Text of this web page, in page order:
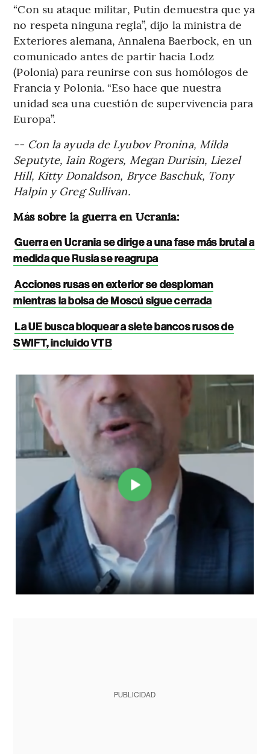
“Con su ataque militar, Putin demuestra que ya
no respeta ninguna regla”, dijo la ministra de
Exteriores alemana, Annalena Baerbock, en un
comunicado antes de partir hacia Lodz
(Polonia) para reunirse con sus homólogos de
Francia y Polonia. “Eso hace que nuestra
unidad sea una cuestión de supervivencia para
Europa”.
-- Con la ayuda de Lyubov Pronina, Milda
Seputyte, Iain Rogers, Megan Durisin, Liezel
Hill, Kitty Donaldson, Bryce Baschuk, Tony
Halpin y Greg Sullivan.
Más sobre la guerra en Ucrania:
Guerra en Ucrania se dirige a una fase más brutal a
medida que Rusia se reagrupa
Acciones rusas en exterior se desploman
mientras la bolsa de Moscú sigue cerrada
La UE busca bloquear a siete bancos rusos de
SWIFT, incluido VTB
PUBLICIDAD